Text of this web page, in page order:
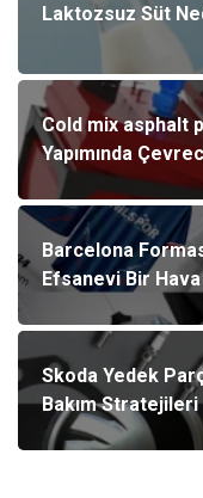
Laktozsuz Süt
Cold mix asphalt
Yapımında
Barcelona
Efsanevi Bir
Skoda Yedek
Bakım Stratejileri